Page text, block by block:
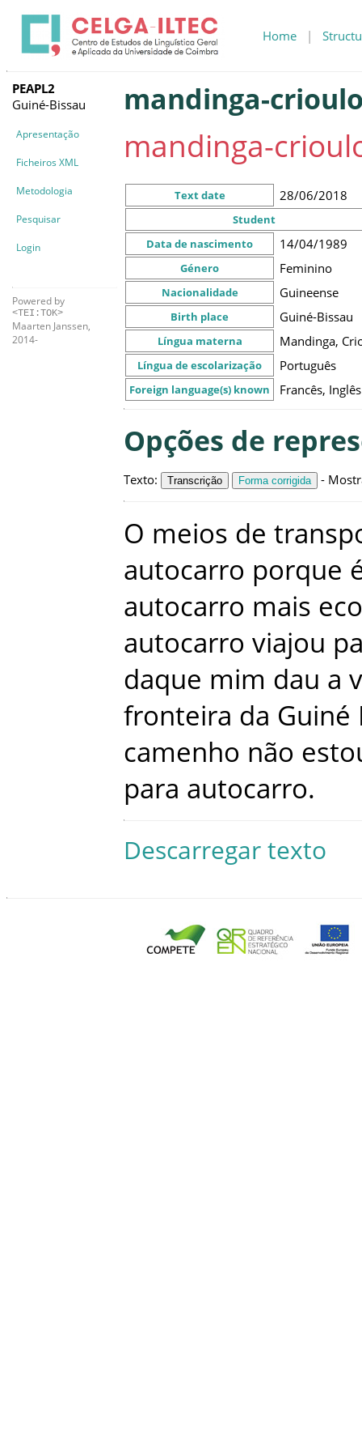
Home |
PEAPL2
Guiné-Bissau
Apresentação
Ficheiros XML
Metodologia
Pesquisar
Login
Powered by
<TEI:TOK>
Maarten Janssen,
2014-
mandinga-
mandinga-
Text date 28/06/2018
Student
Data de nascimento
14/04/1989
Género Feminino
Nacionalidade Guineense
Birth place Guiné-Bissau
Língua materna Mandinga,
Língua de escolarização Português
Foreign language(s) known Francês, Inglês
Opções de
Texto: Transcrição Forma corrigida -
O meios de
autocarro porque
autocarro mais
autocarro viajou
daque mim dau a
fronteira da Guiné
camenho não
para autocarro.
Descarregar texto